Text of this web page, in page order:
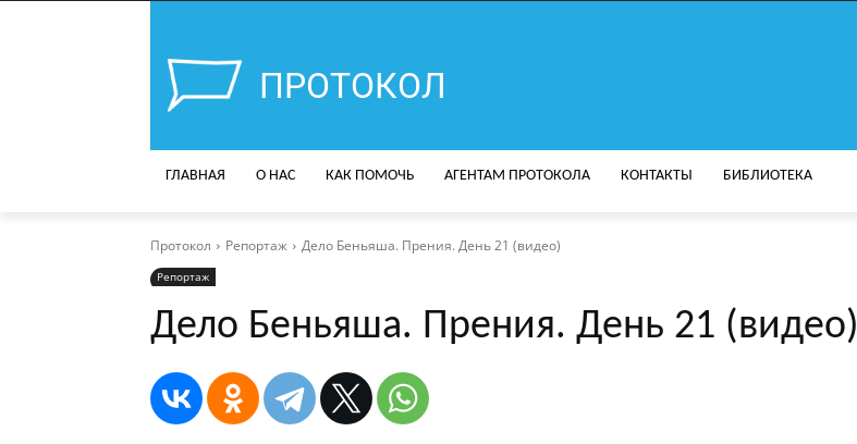
ПРОТОКОЛ
ГЛАВНАЯ О НАС КАК ПОМОЧЬ АГЕНТАМ ПРОТОКОЛА КОНТАКТЫ БИБЛИОТЕКА
Протокол Репортаж Дело Беньяша. Прения. День 21 (видео)
Репортаж
Дело Беньяша. Прения. День 21 (видео)